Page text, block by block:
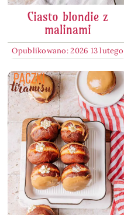
Ciasto blondie z
malinami
Opublikowano: 2026 13 lutego